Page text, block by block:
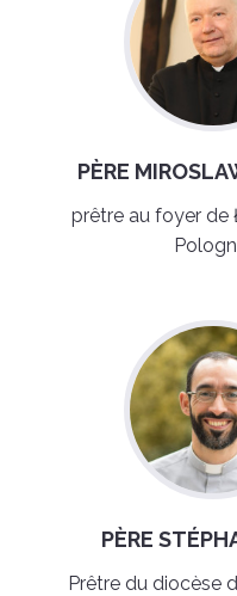
PÈRE
prêtre au foyer de
PÈRE
Prêtre du diocèse